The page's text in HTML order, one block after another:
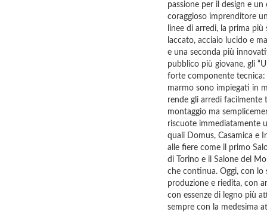
passione per il design e
coraggioso imprenditore
linee di arredi, la prima
laccato, acciaio lucido e
e una seconda più
pubblico più giovane, gli
forte componente tecnica:
marmo sono impiegati in
rende gli arredi
montaggio ma
riscuote immediatamente
quali Domus, Casamica e
alle fiere come il primo
di Torino e il Salone del
che continua. Oggi, con lo
produzione e riedita, con
con essenze di legno più
sempre con la medesima